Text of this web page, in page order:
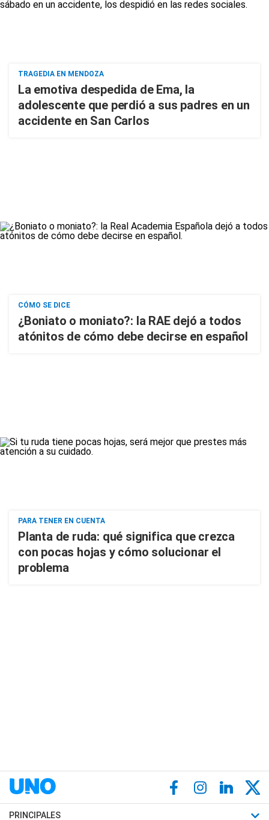
TRAGEDIA EN MENDOZA
La emotiva despedida de Ema, la
adolescente que perdió a sus padres en un
accidente en San Carlos
CÓMO SE DICE
¿Boniato o moniato?: la RAE dejó a todos
atónitos de cómo debe decirse en español
PARA TENER EN CUENTA
Planta de ruda: qué significa que crezca
con pocas hojas y cómo solucionar el
problema
PRINCIPALES